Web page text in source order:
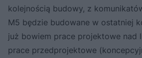
kolejnością budowy, z
M5 będzie budowane w ostatniej
już bowiem prace projektowe nad
prace przedprojektowe